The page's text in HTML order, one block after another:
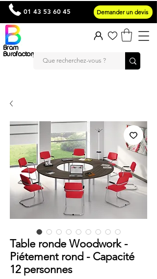
Bram
Burofactory
01 43 53 60 45 Demander un devis
Table ronde Woodwork -
Piétement rond - Capacité
12 personnes